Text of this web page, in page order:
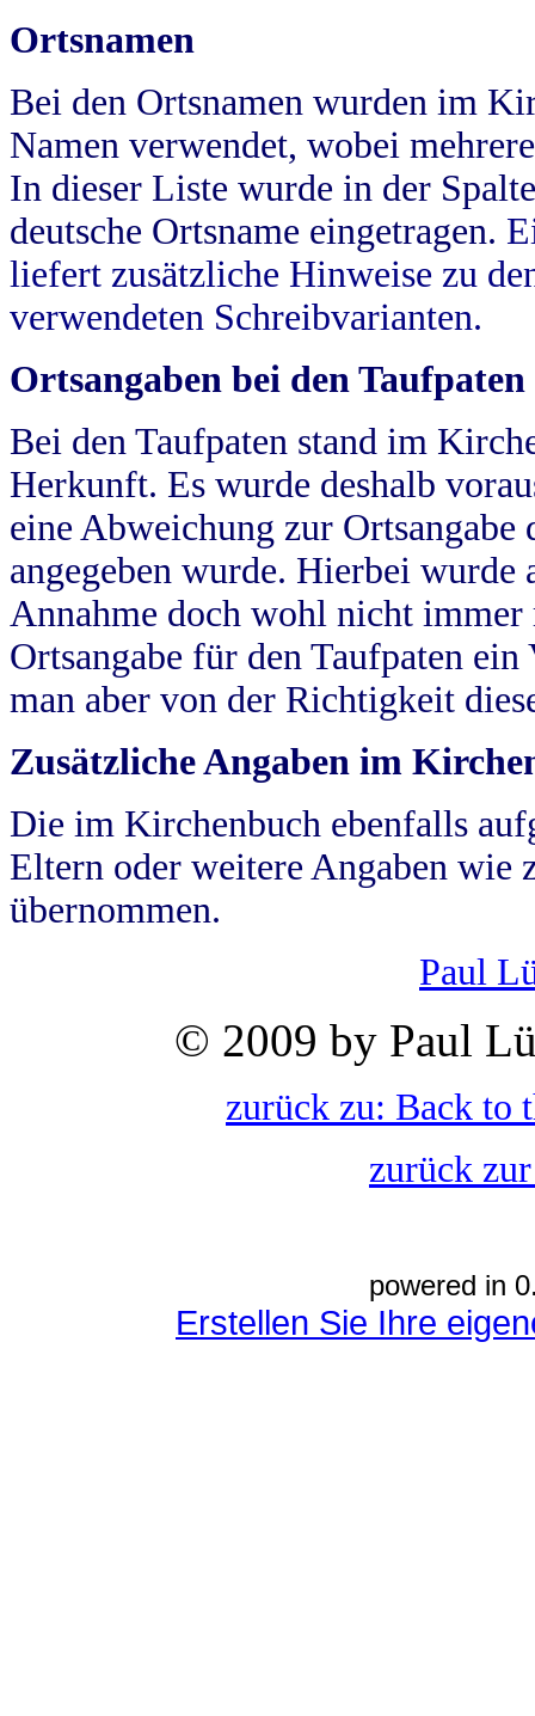
Ortsnamen
Bei den Ortsnamen wurden im
Namen verwendet, wobei
In dieser Liste wurde in der
deutsche Ortsname eingetragen.
liefert zusätzliche Hinweise zu
verwendeten Schreibvarianten.
Ortsangaben bei den Taufpaten
Bei den Taufpaten stand im
Herkunft. Es wurde deshalb
eine Abweichung zur
angegeben wurde. Hierbei wurde
Annahme doch wohl nicht
Ortsangabe für den Taufpaten
man aber von der Richtigkeit
Zusätzliche Angaben im
Die im Kirchenbuch ebenfalls
Eltern oder weitere Angaben wie
übernommen.
Paul
© 2009 by Paul
zurück zu: Back to
zurück
powered in
Erstellen Sie Ihre